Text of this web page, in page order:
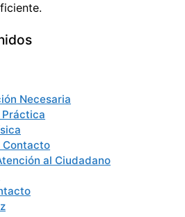
Necesaria
Contacto
al Ciudadano